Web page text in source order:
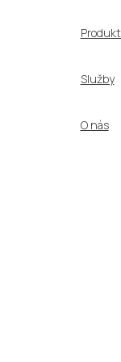
Služby
O nás